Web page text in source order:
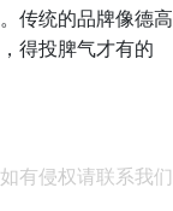
传统的品牌像德高
得投脾气才有的
有侵权请联系我们